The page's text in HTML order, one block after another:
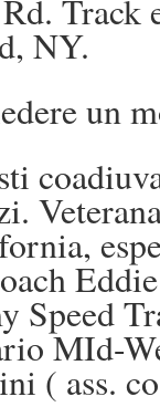
Track
NY.
un
Speed
MId-
( ass.